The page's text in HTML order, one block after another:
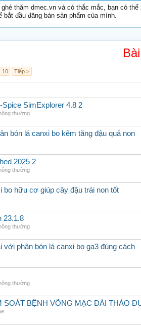
ghé thăm dmec.vn và có thắc mắc, bạn có
bắt đầu đăng bán sản phẩm của mình.
10 Tiếp >
SimExplorer 4.8 2
thường
bón lá canxi bo kẽm tăng đậu quả non
2025 2
thường
bo hữu cơ giúp cây đậu trái non tốt
23.1.8
thường
với phân bón lá canxi bo ga3 đúng cách
thường
SOÁT BỆNH VÕNG MẠC ĐÁI THÁO